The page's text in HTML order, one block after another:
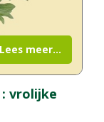
: vrolijke
Lees meer...